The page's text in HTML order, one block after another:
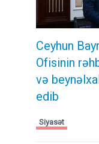
Ceyhun
Ofisinin
və
edib
Siyasət